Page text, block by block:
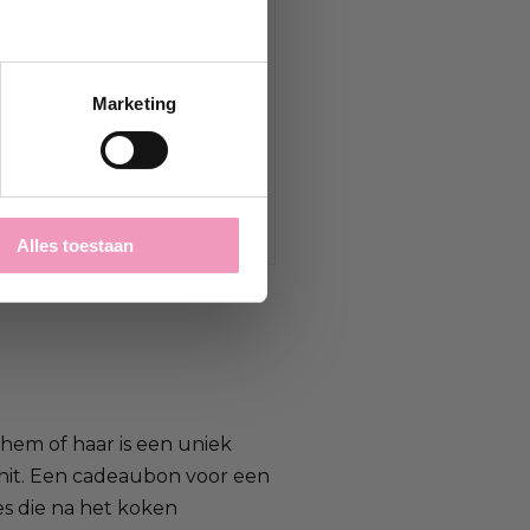
Marketing
Alles toestaan
of haar is een uniek
Een cadeaubon voor een
die na het koken